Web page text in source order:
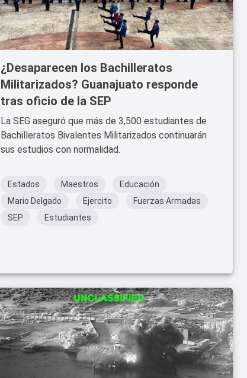
¿Desaparecen los Bachilleratos
Militarizados? Guanajuato responde
tras oficio de la SEP
La SEG aseguró que más de 3,500 estudiantes de
Bachilleratos Bivalentes Militarizados continuarán
sus estudios con normalidad.
Estados Maestros
Educación
Mario Delgado
Ejercito
Fuerzas Armadas
SEP
Estudiantes